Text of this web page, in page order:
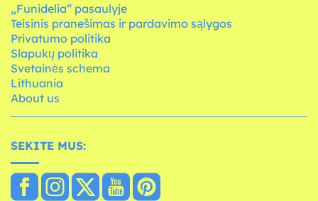
„Funidelia“ pasaulyje
Teisinis pranešimas ir pardavimo sąlygos
Privatumo politika
Slapukų politika
Svetainės schema
Lithuania
About us
SEKITE MUS: